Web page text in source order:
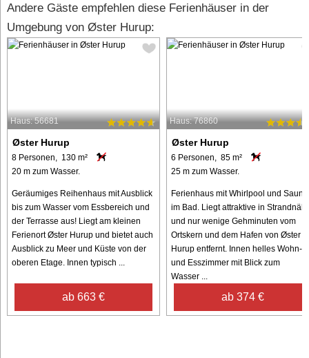
Andere Gäste empfehlen diese Ferienhäuser in der
Umgebung von Øster Hurup:
Haus: 56681
Øster Hurup
8 Personen, 130 m²
20 m zum Wasser.
Geräumiges Reihenhaus mit Ausblick
bis zum Wasser vom Essbereich und
der Terrasse aus! Liegt am kleinen
Ferienort Øster Hurup und bietet auch
Ausblick zu Meer und Küste von der
oberen Etage. Innen typisch ...
ab 663 €
Haus: 76860
Øster Hurup
6 Personen, 85 m²
25 m zum Wasser.
Ferienhaus mit Whirlpool und Sauna
im Bad. Liegt attraktive in
und nur wenige Gehminuten vom
Ortskern und dem Hafen von Øster
Hurup entfernt. Innen helles Wohn-
und Esszimmer mit Blick zum
Wasser ...
ab 374 €